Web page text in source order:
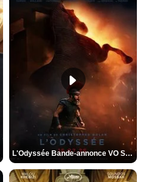
L'Odyssée Bande-annonce VO STFR